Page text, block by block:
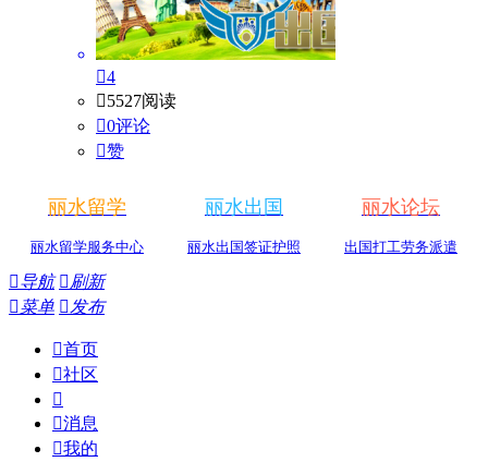
4
5527阅读
0评论
赞
丽水留学
丽水留学服务中心
丽水出国
丽水出国签证护照
丽水论坛
出国打工劳务派遣
导航 刷新
菜单 发布
首页
社区

消息
我的